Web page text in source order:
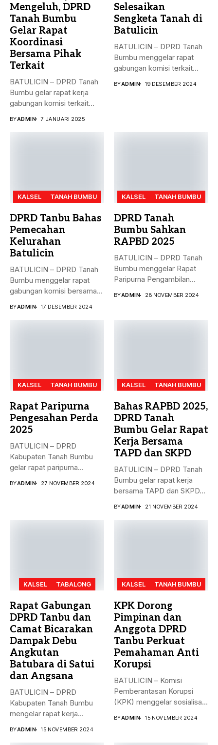
Mengeluh, DPRD
Tanah Bumbu
Gelar Rapat
Koordinasi
Bersama Pihak
Terkait
BATULICIN – DPRD Tanah
Bumbu gelar rapat kerja
gabungan komisi terkait
BYADMIN 7 JANUARI 2025
Selesaikan
Sengketa Tanah di
Batulicin
BATULICIN – DPRD Tanah
Bumbu menggelar rapat
gabungan komisi terkait
BYADMIN 19 DESEMBER 2024
KALSEL TANAH BUMBU
DPRD Tanbu Bahas
Pemecahan
Kelurahan
Batulicin
BATULICIN – DPRD Tanah
Bumbu menggelar rapat
gabungan komisi bersama
BYADMIN 17 DESEMBER 2024
KALSEL TANAH BUMBU
DPRD Tanah
Bumbu Sahkan
RAPBD 2025
BATULICIN – DPRD Tanah
Bumbu menggelar Rapat
Paripurna Pengambilan
BYADMIN 28 NOVEMBER 2024
KALSEL TANAH BUMBU
Rapat Paripurna
Pengesahan Perda
2025
BATULICIN – DPRD
Kabupaten Tanah Bumbu
gelar rapat paripurna
BYADMIN 27 NOVEMBER 2024
KALSEL TANAH BUMBU
Bahas RAPBD 2025,
DPRD Tanah
Bumbu Gelar Rapat
Kerja Bersama
TAPD dan SKPD
BATULICIN – DPRD Tanah
Bumbu gelar rapat kerja
bersama TAPD dan SKPD...
BYADMIN 21 NOVEMBER 2024
KALSEL TABALONG
Rapat Gabungan
DPRD Tanbu dan
Camat Bicarakan
Dampak Debu
Angkutan
Batubara di Satui
dan Angsana
BATULICIN – DPRD
Kabupaten Tanah Bumbu
mengelar rapat kerja
BYADMIN 15 NOVEMBER 2024
KALSEL TANAH BUMBU
KPK Dorong
Pimpinan dan
Anggota DPRD
Tanbu Perkuat
Pemahaman Anti
Korupsi
BATULICIN – Komisi
Pemberantasan Korupsi
(KPK) menggelar sosialisasi
BYADMIN 15 NOVEMBER 2024